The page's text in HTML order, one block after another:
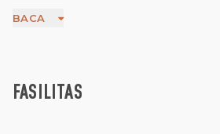
BACA
FASILITAS